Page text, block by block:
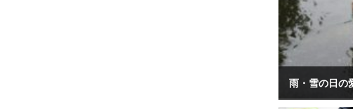
雨・雪の日の